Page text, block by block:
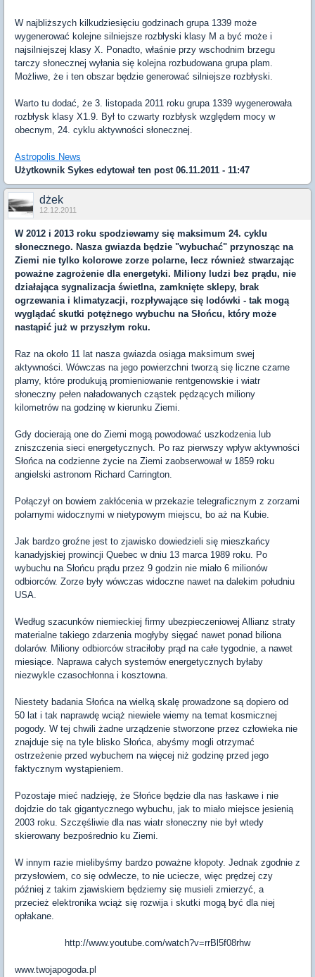
W najbliższych kilkudziesięciu godzinach grupa 1339 może
wygenerować kolejne silniejsze rozbłyski klasy M a być może i
najsilniejszej klasy X. Ponadto, właśnie przy wschodnim brzegu
tarczy słonecznej wyłania się kolejna rozbudowana grupa plam.
Możliwe, że i ten obszar będzie generować silniejsze rozbłyski.
Warto tu dodać, że 3. listopada 2011 roku grupa 1339 wygenerowała
rozbłysk klasy X1.9. Był to czwarty rozbłysk względem mocy w
obecnym, 24. cyklu aktywności słonecznej.
Astropolis News
Użytkownik Sykes edytował ten post 06.11.2011 - 11:47
dżek
12.12.2011
W 2012 i 2013 roku spodziewamy się maksimum 24. cyklu
słonecznego. Nasza gwiazda będzie "wybuchać" przynosząc na
Ziemi nie tylko kolorowe zorze polarne, lecz również stwarzając
poważne zagrożenie dla energetyki. Miliony ludzi bez prądu, nie
działająca sygnalizacja świetlna, zamknięte sklepy, brak
ogrzewania i klimatyzacji, rozpływające się lodówki - tak mogą
wyglądać skutki potężnego wybuchu na Słońcu, który może
nastąpić już w przyszłym roku.
Raz na około 11 lat nasza gwiazda osiąga maksimum swej
aktywności. Wówczas na jego powierzchni tworzą się liczne czarne
plamy, które produkują promieniowanie rentgenowskie i wiatr
słoneczny pełen naładowanych cząstek pędzących miliony
kilometrów na godzinę w kierunku Ziemi.
Gdy docierają one do Ziemi mogą powodować uszkodzenia lub
zniszczenia sieci energetycznych. Po raz pierwszy wpływ aktywności
Słońca na codzienne życie na Ziemi zaobserwował w 1859 roku
angielski astronom Richard Carrington.
Połączył on bowiem zakłócenia w przekazie telegraficznym z zorzami
polarnymi widocznymi w nietypowym miejscu, bo aż na Kubie.
Jak bardzo groźne jest to zjawisko dowiedzieli się mieszkańcy
kanadyjskiej prowincji Quebec w dniu 13 marca 1989 roku. Po
wybuchu na Słońcu prądu przez 9 godzin nie miało 6 milionów
odbiorców. Zorze były wówczas widoczne nawet na dalekim południu
USA.
Według szacunków niemieckiej firmy ubezpieczeniowej Allianz straty
materialne takiego zdarzenia mogłyby sięgać nawet ponad biliona
dolarów. Miliony odbiorców straciłoby prąd na całe tygodnie, a nawet
miesiące. Naprawa całych systemów energetycznych byłaby
niezwykle czasochłonna i kosztowna.
Niestety badania Słońca na wielką skalę prowadzone są dopiero od
50 lat i tak naprawdę wciąż niewiele wiemy na temat kosmicznej
pogody. W tej chwili żadne urządzenie stworzone przez człowieka nie
znajduje się na tyle blisko Słońca, abyśmy mogli otrzymać
ostrzeżenie przed wybuchem na więcej niż godzinę przed jego
faktycznym wystąpieniem.
Pozostaje mieć nadzieję, że Słońce będzie dla nas łaskawe i nie
dojdzie do tak gigantycznego wybuchu, jak to miało miejsce jesienią
2003 roku. Szczęśliwie dla nas wiatr słoneczny nie był wtedy
skierowany bezpośrednio ku Ziemi.
W innym razie mielibyśmy bardzo poważne kłopoty. Jednak zgodnie z
przysłowiem, co się odwlecze, to nie uciecze, więc prędzej czy
później z takim zjawiskiem będziemy się musieli zmierzyć, a
przecież elektronika wciąż się rozwija i skutki mogą być dla niej
opłakane.
http://www.youtube.com/watch?v=rrBl5f08rhw
www.twojapogoda.pl